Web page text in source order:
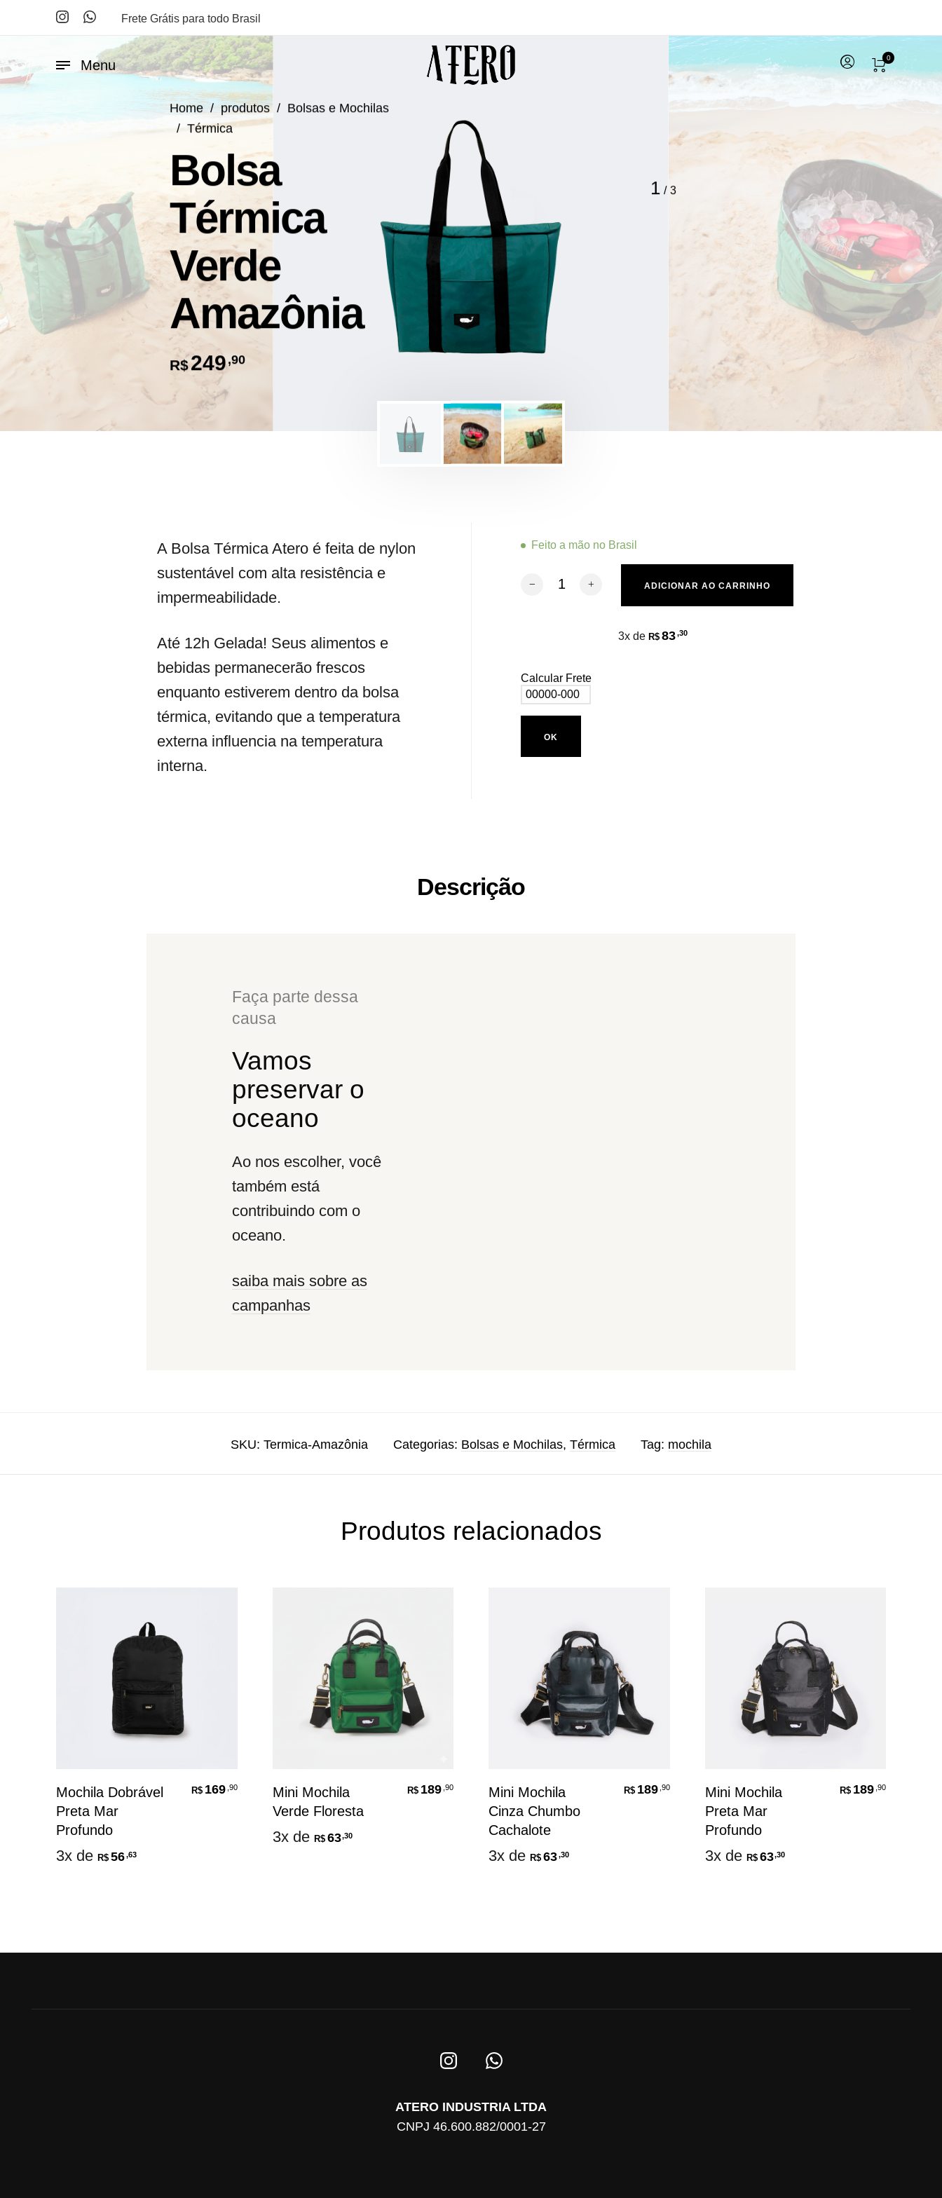
Frete Grátis para todo Brasil
Menu 0
1 / 3
Home / produtos / Bolsas e Mochilas
/ Térmica
Bolsa
Térmica
Verde
Amazônia
R$249,90
A Bolsa Térmica Atero é feita de nylon
sustentável com alta resistência e
impermeabilidade.
Até 12h Gelada! Seus alimentos e
bebidas permanecerão frescos
enquanto estiverem dentro da bolsa
térmica, evitando que a temperatura
externa influencia na temperatura
interna.
Feito a mão no Brasil
Bolsa Térmica Verde Amazônia quantidade
ADICIONAR AO CARRINHO
3x deR$ 83,30
Calcular Frete
OK
Descrição
Faça parte dessa
causa
Vamos
preservar o
oceano
Ao nos escolher, você
também está
contribuindo com o
oceano.
saiba mais sobre as
campanhas
SKU: Termica-Amazônia Categorias: Bolsas e Mochilas, Térmica Tag: mochila
Produtos relacionados
Mochila Dobrável
Preta Mar
Profundo
R$ 169 ,90
3x de R$ 56,63
Mini Mochila
Verde Floresta
R$ 189 ,90
3x de R$ 63,30
Mini Mochila
Cinza Chumbo
Cachalote
R$ 189 ,90
3x de R$ 63,30
Mini Mochila
Preta Mar
Profundo
R$ 189 ,90
3x de R$ 63,30
ATERO INDUSTRIA LTDA
CNPJ 46.600.882/0001-27